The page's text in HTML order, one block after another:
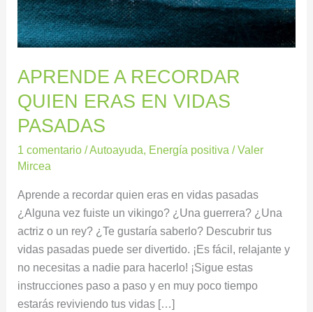
APRENDE A RECORDAR
QUIEN ERAS EN VIDAS
PASADAS
1 comentario /Autoayuda, Energía positiva /Valer
Mircea
Aprende a recordar quien eras en vidas pasadas
¿Alguna vez fuiste un vikingo? ¿Una guerrera? ¿Una
actriz o un rey? ¿Te gustaría saberlo? Descubrir tus
vidas pasadas puede ser divertido. ¡Es fácil, relajante y
no necesitas a nadie para hacerlo! ¡Sigue estas
instrucciones paso a paso y en muy poco tiempo
estarás reviviendo tus vidas […]
VIDAS
PASADAS